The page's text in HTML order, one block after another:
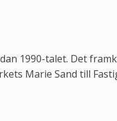
1990-talet. Det
Marie Sand till